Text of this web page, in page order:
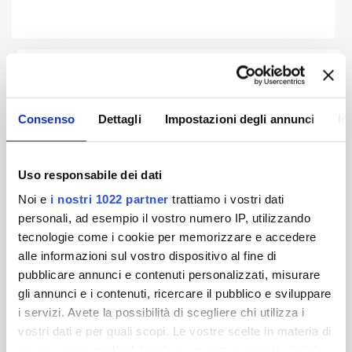
Consenso Dettagli Impostazioni degli annunci
Uso responsabile dei dati
Noi e i nostri 1022 partner trattiamo i vostri dati
personali, ad esempio il vostro numero IP, utilizzando
tecnologie come i cookie per memorizzare e accedere
alle informazioni sul vostro dispositivo al fine di
pubblicare annunci e contenuti personalizzati, misurare
gli annunci e i contenuti, ricercare il pubblico e sviluppare
i servizi. Avete la possibilità di scegliere chi utilizza i
vostri dati e per quali scopi. Le vostre scelte in materia di
Archivio bilanci precedenti
Bilancio 2021 Bilancio 2020
Bilancio 2019 Bilancio 2018
Bilancio 2016